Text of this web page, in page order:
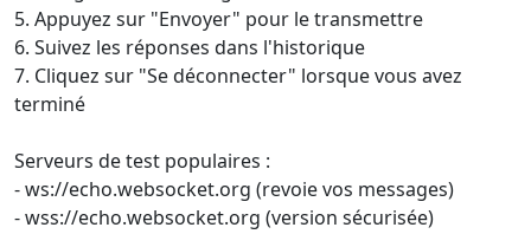
5. Appuyez sur "Envoyer" pour le transmettre
6. Suivez les réponses dans l'historique
7. Cliquez sur "Se déconnecter" lorsque vous avez
terminé
Serveurs de test populaires :
- ws://echo.websocket.org (revoie vos messages)
- wss://echo.websocket.org (version sécurisée)